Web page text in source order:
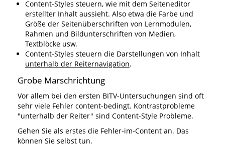
Content-Styles steuern, wie mit dem Seiteneditor
erstellter Inhalt aussieht. Also etwa die Farbe und
Größe der Seitenüberschriften von Lernmodulen,
Rahmen und Bildunterschriften von Medien,
Textblöcke usw.
Content-Styles steuern die Darstellungen von Inhalt
unterhalb der Reiternavigation.
Grobe Marschrichtung
Vor allem bei den ersten BITV-Untersuchungen sind oft
sehr viele Fehler content-bedingt. Kontrastprobleme
"unterhalb der Reiter" sind Content-Style Probleme.
Gehen Sie als erstes die Fehler-im-Content an. Das
können Sie selbst tun.